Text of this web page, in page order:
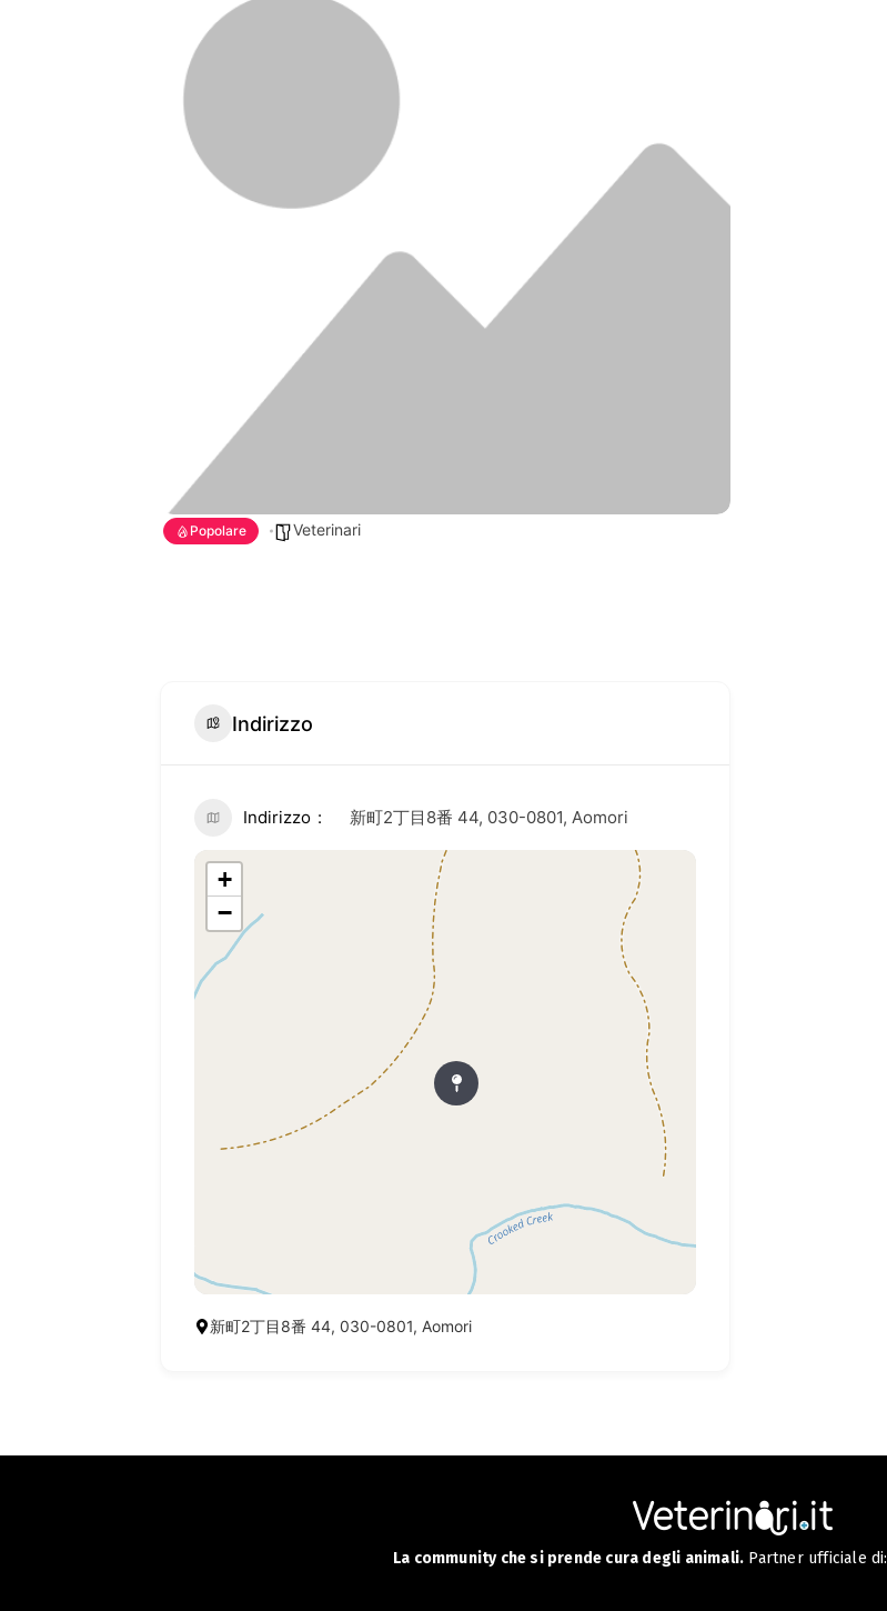
Popolare Veterinari
Indirizzo
Indirizzo 新町2丁目8番 44, 030-0801, Aomori
+
−
新町2丁目8番 44, 030-0801, Aomori
La community che si prende cura degli animali. Partner ufficiale di: